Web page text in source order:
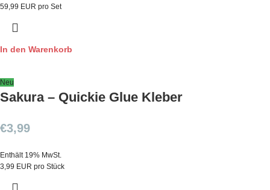
59,99 EUR pro Set
In den Warenkorb
Neu
Sakura – Quickie Glue Kleber
€3,99
Enthält 19% MwSt.
3,99 EUR pro Stück